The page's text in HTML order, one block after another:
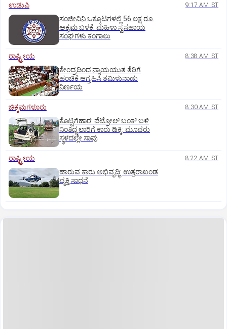
ಉಡುಪಿ 9:17 AM IST
ಸಂಜೀವಿನಿ ಒಕ್ಕೂಟಗಳಲ್ಲಿ 56 ಲಕ್ಷ ರೂ.
ಅಕ್ರಮ ಬಳಕೆ: ಮಹಿಳಾ ಸ್ವಸಹಾಯ
ಸಂಘಗಳು ಕಂಗಾಲು
ರಾಷ್ಟ್ರೀಯ 8:38 AM IST
ಕೇಂದ್ರದಿಂದ ನ್ಯಾಯಯುತ ತೆರಿಗೆ
ಹಂಚಿಕೆ ಆಗ್ರಹಿಸಿ ತಮಿಳುನಾಡು
ನಿರ್ಣಯ
ಚಿಕ್ಕಮಗಳೂರು 8:30 AM IST
ಕೊಟ್ಟಿಗೆಹಾರ: ಪೆಟ್ರೋಲ್ ಬಂಕ್ ಬಳಿ
ನಿಂತಿದ್ದ ಲಾರಿಗೆ ಕಾರು ಡಿಕ್ಕಿ: ಮೂವರು
ಸ್ಥಳದಲ್ಲೇ ಸಾವು
ರಾಷ್ಟ್ರೀಯ 8:22 AM IST
ಹಾರುವ ಕಾರು ಅಭಿವೃದ್ಧಿ: ಉತ್ತರಾಖಂಡ
ವ್ಯಕ್ತಿ ಸಾಧನೆ